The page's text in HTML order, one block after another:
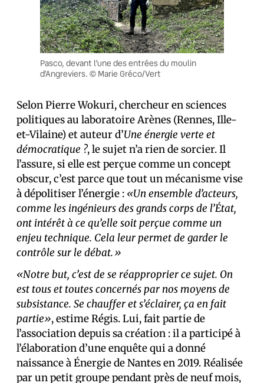
Pasco, devant l’une des entrées du moulin
d’Angreviers. © Marie Gréco/Vert
Selon Pierre Wokuri, chercheur en sciences
politiques au laboratoire Arènes (Rennes, Ille-
et-Vilaine) et auteur d’Une énergie verte et
démocratique ?, le sujet n’a rien de sorcier. Il
l’assure, si elle est perçue comme un concept
obscur, c’est parce que tout un mécanisme vise
à dépolitiser l’énergie : «Un ensemble d’acteurs,
comme les ingénieurs des grands corps de l’État,
ont intérêt à ce qu’elle soit perçue comme un
enjeu technique. Cela leur permet de garder le
contrôle sur le débat.»
«Notre but, c’est de se réapproprier ce sujet. On
est tous et toutes concernés par nos moyens de
subsistance. Se chauffer et s’éclairer, ça en fait
partie», estime Régis. Lui, fait partie de
l’association depuis sa création : il a participé à
l’élaboration d’une enquête qui a donné
naissance à Énergie de Nantes en 2019. Réalisée
par un petit groupe pendant près de neuf mois,